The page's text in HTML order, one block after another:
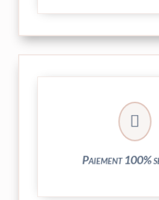

Paiement 100%
Vos transactions par carte
entièrement sécurisées
crypté de notre